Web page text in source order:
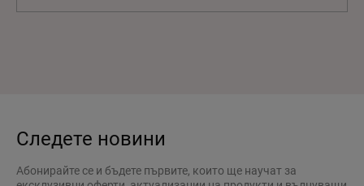
Следете новини
Абонирайте се и бъдете първите, които ще научат за